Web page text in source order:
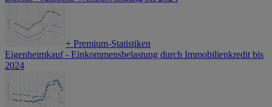
+ Premium-Statistiken
Eigenheimkauf - Einkommensbelastung durch Immobilienkredit bis
2024